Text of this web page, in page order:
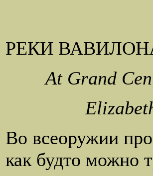
РЕКИ
At Grand
Во всеоружии
как будто можно